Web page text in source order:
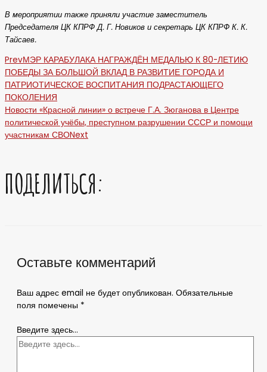
В мероприятии также приняли участие заместитель
Председателя ЦК КПРФ Д. Г. Новиков и секретарь ЦК КПРФ К. К.
Тайсаев.
PrevМЭР КАРАБУЛАКА НАГРАЖДЁН МЕДАЛЬЮ К 80-ЛЕТИЮ
ПОБЕДЫ ЗА БОЛЬШОЙ ВКЛАД В РАЗВИТИЕ ГОРОДА И
ПАТРИОТИЧЕСКОЕ ВОСПИТАНИЯ ПОДРАСТАЮЩЕГО
ПОКОЛЕНИЯ
Новости «Красной линии» о встрече Г.А. Зюганова в Центре
политической учёбы, преступном разрушении СССР и помощи
участникам СВОNext
ПОДЕЛИТЬСЯ:
Оставьте комментарий
Ваш адрес email не будет опубликован. Обязательные
поля помечены *
Введите здесь...